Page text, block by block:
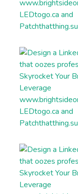
Write short,
subheadings of
Perfectly
read and